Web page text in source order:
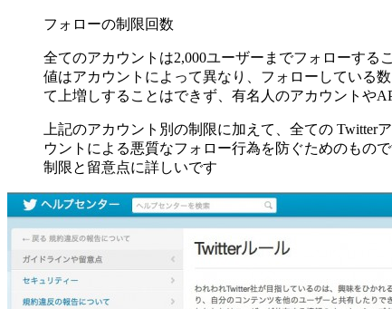
フォローの制限回数
全てのアカウントは2,000ユーザーまでフォローす
値はアカウントによって異なり、フォローしている
て上増しすることはできず、有名人のアカウントや
上記のアカウント別の制限に加えて、全ての
ウントによる悪質なフォロー行為を防ぐためのもの
制限と留意点に詳しいです